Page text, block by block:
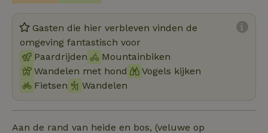
Gasten die hier verbleven vinden de
omgeving fantastisch voor
Paardrijden
Mountainbiken
Wandelen met hond
Vogels kijken
Fietsen
Wandelen
Aan de rand van heide en bos, (veluwe op